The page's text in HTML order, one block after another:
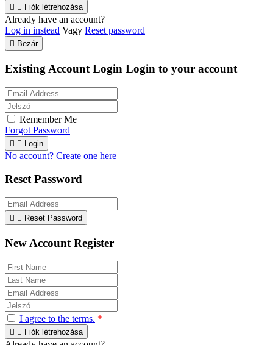
  Fiók létrehozása
Already have an account?
Log in instead Vagy Reset password
 Bezár
Existing Account Login Login to your account
Remember Me
Forgot Password
  Login
No account? Create one here
Reset Password
  Reset Password
New Account Register
I agree to the terms. *
  Fiók létrehozása